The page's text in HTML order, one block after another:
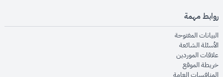
روابط مهمة
البيانات المفتوحةopens in new window
الأسئلة الشائعةopens in new window
علاقات الموردينopens in new window
خريطة الموقعopens in new window
المنافسات العامةopens in new window